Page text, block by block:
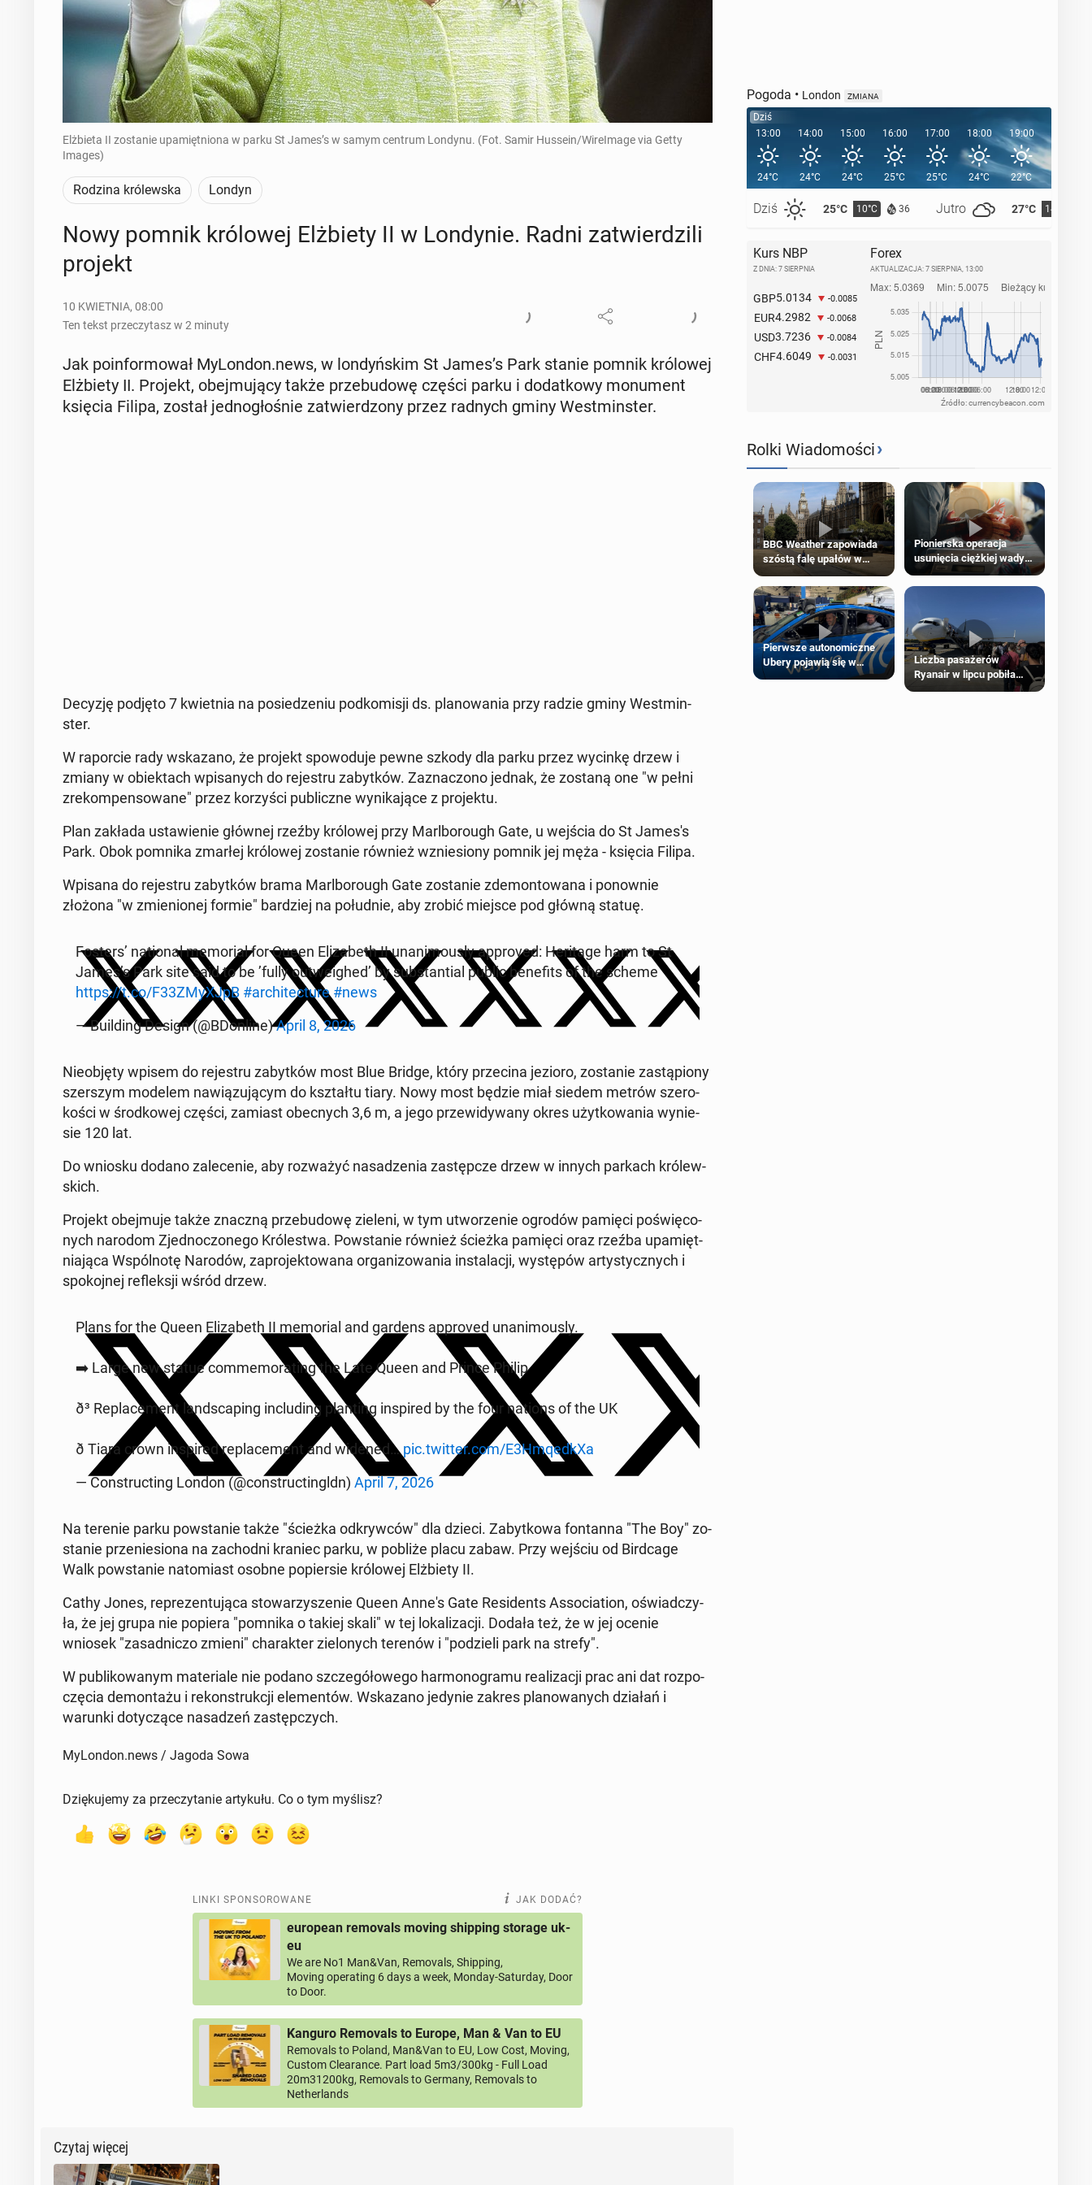
Elżbieta II zostanie upamiętniona w parku St James’s w samym centrum Londynu. (Fot. Samir Hussein/WireImage via Getty
Images)
Rodzina królewska Londyn
Nowy pomnik kró­lo­wej Elż­bie­ty II w Lon­dy­nie. Radni za­twier­dzi­li
projekt
10 KWIETNIA, 08:00
Ten tekst przeczytasz w 2 minuty
Jak po­in­for­mo­wał My­Lon­don.news, w lon­dyń­skim St James’s Park stanie pomnik kró­lo­wej
Elż­bie­ty II. Projekt, obej­mu­ją­cy także prze­bu­do­wę części parku i do­dat­ko­wy mo­nu­ment
księcia Filipa, został jed­no­gło­śnie za­twier­dzo­ny przez radnych gminy West­min­ster.
Decyzję podjęto 7 kwiet­nia na po­sie­dze­niu pod­ko­mi­sji ds. pla­no­wa­nia przy radzie gminy West­min­
ster.
W ra­por­cie rady wska­za­no, że projekt spo­wo­du­je pewne szkody dla parku przez wycinkę drzew i
zmiany w obiek­tach wpi­sa­nych do re­je­stru za­byt­ków. Za­zna­czo­no jednak, że zostaną one "w pełni
zre­kom­pen­so­wa­ne" przez ko­rzy­ści pu­blicz­ne wy­ni­ka­ją­ce z pro­jek­tu.
Plan zakłada usta­wie­nie głównej rzeźby kró­lo­wej przy Marl­bo­ro­ugh Gate, u wejścia do St James's
Park. Obok pomnika zmarłej kró­lo­wej zo­sta­nie również wznie­sio­ny pomnik jej męża - księcia Filipa.
Wpisana do re­je­stru za­byt­ków brama Marl­bo­ro­ugh Gate zo­sta­nie zde­mon­to­wa­na i po­now­nie
złożona "w zmie­nio­nej formie" bar­dziej na po­łu­dnie, aby zrobić miejsce pod główną statuę.
Fosters’ na­tio­nal me­mo­rial for Queen Eli­za­beth II una­ni­mo­usly ap­pro­ved: He­ri­ta­ge harm to St
James’s Park site said to be ’fully outwe­ighed’ by sub­stan­tial public be­ne­fits of the scheme
https://t.co/F33ZMyXJpB #ar­chi­tec­tu­re #news
— Bu­il­ding Design (@BDon­li­ne)April 8, 2026
Nie­ob­ję­ty wpisem do re­je­stru za­byt­ków most Blue Bridge, który prze­ci­na jezioro, zo­sta­nie za­stą­pio­ny
szer­szym modelem na­wią­zu­ją­cym do kształ­tu tiary. Nowy most będzie miał siedem metrów sze­ro­
ko­ści w środ­ko­wej części, zamiast obec­nych 3,6 m, a jego prze­wi­dy­wa­ny okres użyt­ko­wa­nia wy­nie­
sie 120 lat.
Do wniosku dodano za­le­ce­nie, aby roz­wa­żyć na­sa­dze­nia za­stęp­cze drzew w innych parkach kró­lew­
skich.
Projekt obej­mu­je także znaczną prze­bu­do­wę zieleni, w tym utwo­rze­nie ogrodów pamięci po­świę­co­
nych narodom Zjed­no­czo­ne­go Kró­le­stwa. Po­wsta­nie również ścieżka pamięci oraz rzeźba upa­mięt­
nia­ją­ca Wspól­no­tę Narodów, za­pro­jek­to­wa­na or­ga­ni­zo­wa­nia in­sta­la­cji, wy­stę­pów ar­ty­stycz­nych i
spo­koj­nej re­flek­sji wśród drzew.
Plans for the Queen Eli­za­beth II me­mo­rial and gardens ap­pro­ved una­ni­mo­usly.
➡️ Large new statue com­me­mo­ra­ting the Late Queen and Prince Philip
ð³ Re­pla­ce­ment land­sca­ping in­c­lu­ding plan­ting in­spi­red by the four nations of the UK
ð Tiara crown in­spi­red re­pla­ce­ment and widened…pic.twitter.com/E3Hmqed­kXa
— Con­struc­ting London (@con­struc­tin­gldn) April 7, 2026
Na terenie parku po­wsta­nie także "ścieżka od­kryw­ców" dla dzieci. Za­byt­ko­wa fon­tan­na "The Boy" zo­
sta­nie prze­nie­sio­na na za­chod­ni kraniec parku, w pobliże placu zabaw. Przy wejściu od Bird­ca­ge
Walk po­wsta­nie na­to­miast osobne po­pier­sie kró­lo­wej Elż­bie­ty II.
Cathy Jones, re­pre­zen­tu­ją­ca sto­wa­rzy­sze­nie Queen Anne's Gate Re­si­dents As­so­cia­tion, oświad­czy­
ła, że jej grupa nie popiera "pomnika o takiej skali" w tej lo­ka­li­za­cji. Dodała też, że w jej ocenie
wniosek "za­sad­ni­czo zmieni" cha­rak­ter zie­lo­nych terenów i "po­dzie­li park na strefy".
W pu­bli­ko­wa­nym ma­te­ria­le nie podano szcze­gó­ło­we­go har­mo­no­gra­mu re­ali­za­cji prac ani dat roz­po­
czę­cia de­mon­ta­żu i re­kon­struk­cji ele­men­tów. Wska­za­no jedynie zakres pla­no­wa­nych działań i
warunki do­ty­czą­ce na­sa­dzeń za­stęp­czych.
MyLondon.news / Jagoda Sowa
Dziękujemy za przeczytanie artykułu. Co o tym myślisz?
LINKI SPONSOROWANE JAK DODAĆ?
european removals moving shipping storage uk-
eu
We are No1 Man&Van, Removals, Shipping,
Moving operating 6 days a week, Monday-Saturday, Door
to Door.
Kanguro Removals to Europe, Man & Van to EU
Removals to Poland, Man&Van to EU, Low Cost, Moving,
Custom Clearance. Part load 5m3/300kg - Full Load
20m31200kg, Removals to Germany, Removals to
Netherlands
Czytaj więcej
Pogoda • London ZMIANA
Dziś
13:00
24°C
Dziś 25°C 10°C 36 Jutro 27°C 14°C
14:00
24°C
15:00
24°C
16:00
25°C
17:00
25°C
18:00
24°C
19:00
22°C
20:00
Kurs NBP
Z DNIA: 7 SIERPNIA
GBP5.0134 -0.0085
EUR4.2982 -0.0068
USD3.7236 -0.0084
CHF4.6049 -0.0031
Forex
AKTUALIZACJA: 7 SIERPNIA, 13:00
Źródło: currencybeacon.com
Rolki Wiadomości›
BBC Weather zapowiada
szóstą falę upałów w
Pionierska operacja
usunięcia ciężkiej wady
wrodzonej płodu w łonie
matki
Pierwsze autonomiczne
Ubery pojawią się w
Londynie jeszcze tego
Liczba pasażerów
Ryanair w lipcu pobiła
rekord